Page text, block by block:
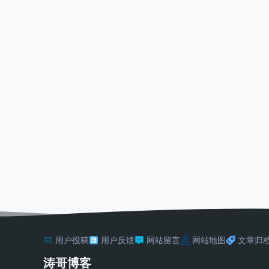
用户投稿 用户反馈 网站留言 网站地图 文章归
涛哥博客